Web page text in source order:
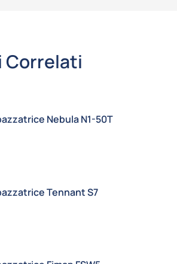
Correlati
Nebula N1-50T
Tennant S7